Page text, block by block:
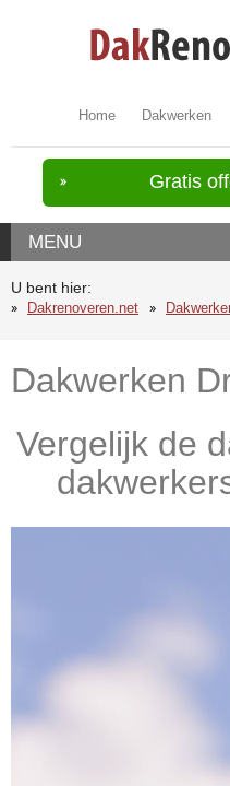
Home Dakwerken
Gratis
MENU
U bent hier:
Dakrenoveren.net
Dakwerken
Vergelijk de